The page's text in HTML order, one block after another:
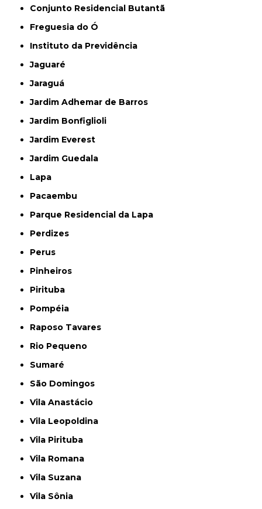
Conjunto Residencial Butantã
Freguesia do Ó
Instituto da Previdência
Jaguaré
Jaraguá
Jardim Adhemar de Barros
Jardim Bonfiglioli
Jardim Everest
Jardim Guedala
Lapa
Pacaembu
Parque Residencial da Lapa
Perdizes
Perus
Pinheiros
Pirituba
Pompéia
Raposo Tavares
Rio Pequeno
Sumaré
São Domingos
Vila Anastácio
Vila Leopoldina
Vila Pirituba
Vila Romana
Vila Suzana
Vila Sônia